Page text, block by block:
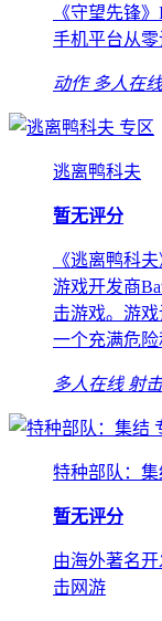
《守望先锋
手机平台从零
动作 多人在线
专区
逃离鸭科夫
暂无评分
《逃离鸭科
游戏开发商
击游戏。游
一个充满危险
多人在线 射击
特种部队：集
暂无评分
由海外著名
击网游